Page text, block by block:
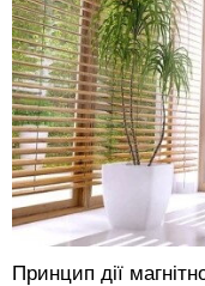
Принцип дії